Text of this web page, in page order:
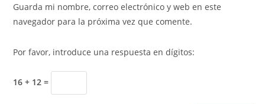
Guarda mi nombre, correo electrónico y web en este
navegador para la próxima vez que comente.
Por favor, introduce una respuesta en dígitos:
16 + 12 =